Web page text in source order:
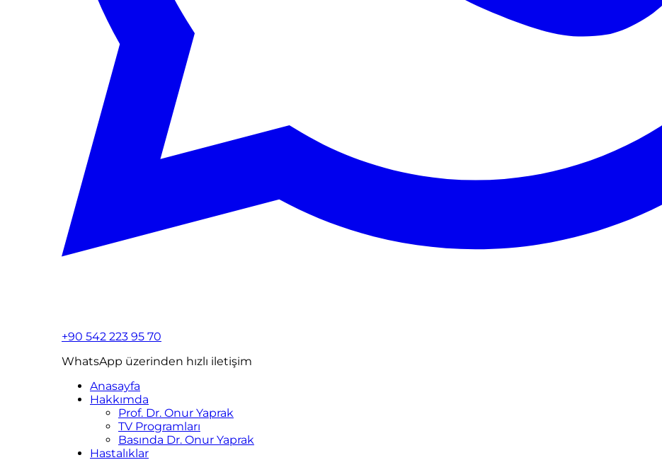
+90 542 223 95 70
WhatsApp üzerinden hızlı iletişim
Anasayfa
Hakkımda
Prof. Dr. Onur Yaprak
TV Programları
Basında Dr. Onur Yaprak
Hastalıklar